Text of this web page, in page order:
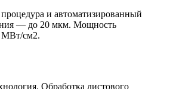
и автоматизированный
— до 20 мкм. Мощность
МВт/см2.
Обработка листового